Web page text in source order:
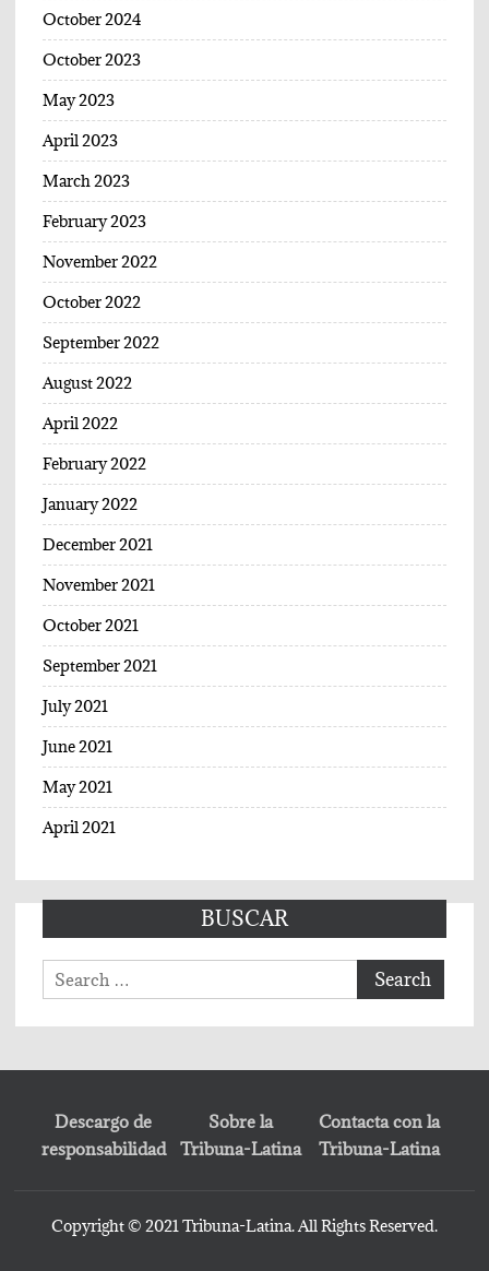
October 2024
October 2023
May 2023
April 2023
March 2023
February 2023
November 2022
October 2022
September 2022
August 2022
April 2022
February 2022
January 2022
December 2021
November 2021
October 2021
September 2021
July 2021
June 2021
May 2021
April 2021
BUSCAR
Search
for:
Descargo de
responsabilidad
Sobre la
Tribuna-Latina
Contacta con la
Tribuna-Latina
Copyright © 2021 Tribuna-Latina. All Rights Reserved.